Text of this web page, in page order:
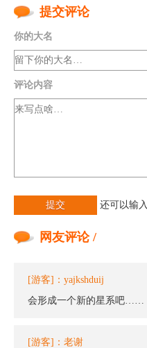
提交评论
你的大名
评论内容
提交 还可以输入
网友评论 /
[游客]：yajkshduij
会形成一个新的星系吧……
[游客]：老谢